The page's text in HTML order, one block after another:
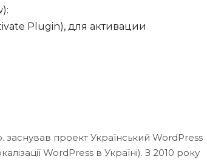
Plugin), для активации
проект Український WordPress
WordPress в Україні). З 2010 року